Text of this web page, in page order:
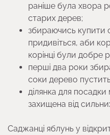
раніше була хвора
старих дерев;
збираючись купити
придивіться, аби
корінці були добре
перші два роки
соки дерево
ділянка для
захищена від
Саджанці яблунь у